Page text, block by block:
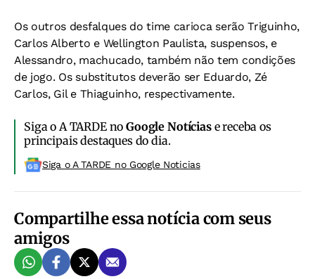
Os outros desfalques do time carioca serão Triguinho,
Carlos Alberto e Wellington Paulista, suspensos, e
Alessandro, machucado, também não tem condições
de jogo. Os substitutos deverão ser Eduardo, Zé
Carlos, Gil e Thiaguinho, respectivamente.
Siga o A TARDE noGoogle Notíciase receba os
principais destaques do dia.
Siga o A TARDE no Google Noticias
Compartilhe essa notícia com seus
amigos